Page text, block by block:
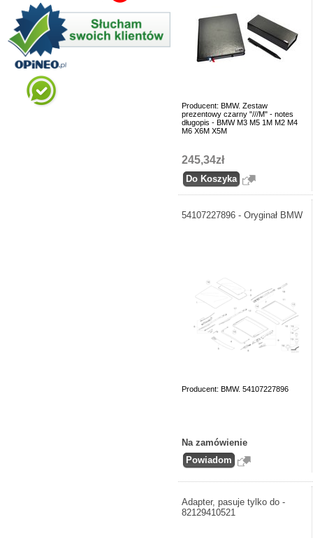
Producent: BMW. Zestaw
prezentowy czarny "///M" - notes
długopis - BMW M3 M5 1M M2 M4
M6 X6M X5M
245,34zł
54107227896 - Oryginał BMW
Producent: BMW. 54107227896
Na zamówienie
Adapter, pasuje tylko do -
82129410521